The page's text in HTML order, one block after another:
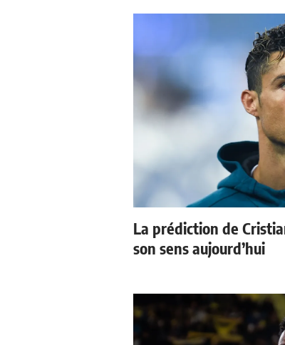
La prédiction de
son sens aujourd’hui